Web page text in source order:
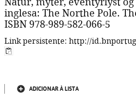
inglesa: The Northe Pole.
ISBN 978-989-582-066-5
Link persistente: http://
ADICIONAR À LISTA